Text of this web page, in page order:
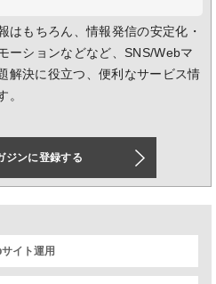
はもちろん、情報発信の安定化・
ーションなどなど、SNS/Webマ
解決に役立つ、便利なサービス情
。
ジンに登録する
イト運用